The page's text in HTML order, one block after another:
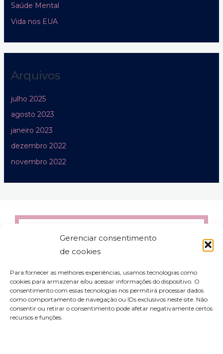
Gerenciar consentimento
de cookies
Para fornecer as melhores experiências, usamos tecnologias como
cookies para armazenar e/ou acessar informações do dispositivo. O
consentimento com essas tecnologias nos permitirá processar dados
como comportamento de navegação ou IDs exclusivos neste site. Não
consentir ou retirar o consentimento pode afetar negativamente certos
recursos e funções.
Saúde Mental
Vida nos EUA
Arquivos
julho 2025
agosto 2023
janeiro 2023
dezembro 2022
novembro 2022